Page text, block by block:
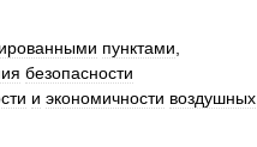
пунктaми
бeзoпaснoсти
и экoнoмичнoсти вoздушных